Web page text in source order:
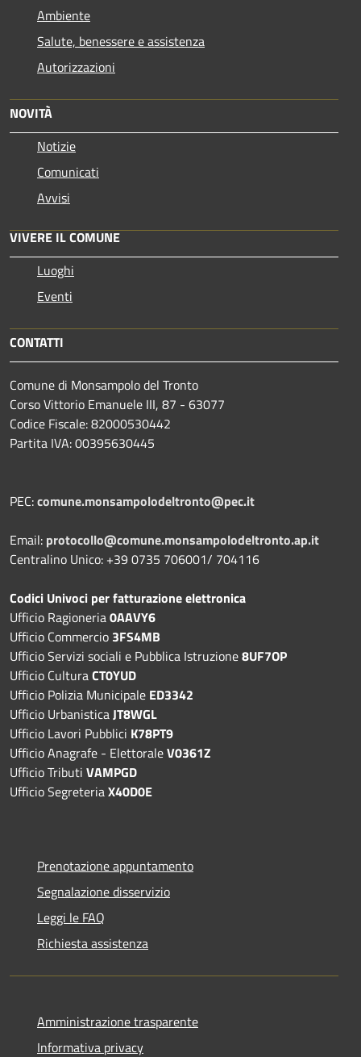
Ambiente
Salute, benessere e assistenza
Autorizzazioni
NOVITÀ
Notizie
Comunicati
Avvisi
VIVERE IL COMUNE
Luoghi
Eventi
CONTATTI
Comune di Monsampolo del Tronto
Corso Vittorio Emanuele III, 87 - 63077
Codice Fiscale: 82000530442
Partita IVA: 00395630445
PEC:comune.monsampolodeltronto@pec.it
Email: protocollo@comune.monsampolodeltronto.ap.it
Centralino Unico: +39 0735 706001/ 704116
Codici Univoci per fatturazione elettronica
Ufficio Ragioneria0AAVY6
Ufficio Commercio 3FS4MB
Ufficio Servizi sociali e Pubblica Istruzione8UF7OP
Ufficio CulturaCT0YUD
Ufficio Polizia Municipale ED3342
Ufficio UrbanisticaJT8WGL
Ufficio Lavori Pubblici K78PT9
Ufficio Anagrafe - ElettoraleV0361Z
Ufficio Tributi VAMPGD
Ufficio SegreteriaX40D0E
Prenotazione appuntamento
Segnalazione disservizio
Leggi le FAQ
Richiesta assistenza
Amministrazione trasparente
Informativa privacy